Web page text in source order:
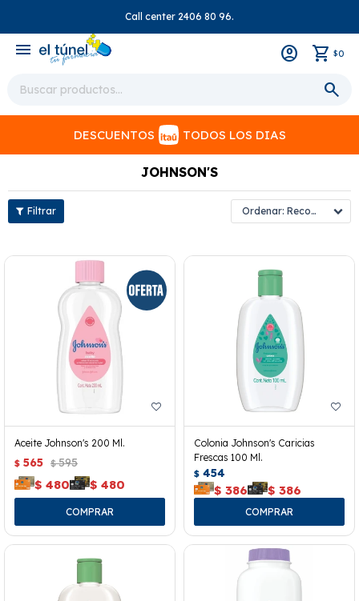
Call center 2406 80 96.
menu $0
DESCUENTOS TODOS LOS DIAS
JOHNSON'S
Recomendados
Aceite Johnson's 200 Ml.
$ 565 $ 595
$ 480 $ 480
Colonia Johnson's Caricias
Frescas 100 Ml.
$ 454
$ 386 $ 386
close